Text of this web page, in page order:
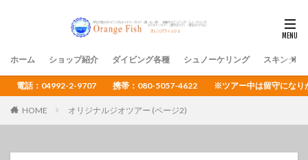
ホーム ショップ紹介 ダイビング各種 シュノーケリング スキンダイ
電話：04992-2-9707 携帯：080-5057-4622 ※ツアー中は留守になりがち
HOME オリジナルジオツアー (ページ2)